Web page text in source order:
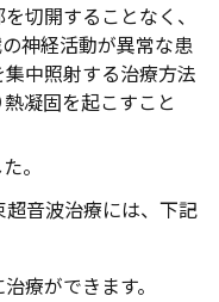
切開することなく、
神経活動が異常な患
中照射する治療方法
凝固を起こすこと
。
音波治療には、下記
療ができます。